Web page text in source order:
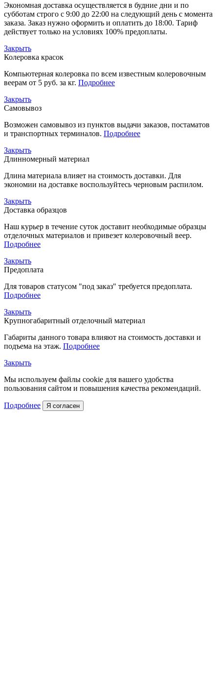
Экономная доставка осуществляется в будние дни и по
субботам строго с 9:00 до 22:00 на следующий день с момента
заказа. Заказ нужно оформить и оплатить до 18:00. Тариф
действует только на условиях 100% предоплаты.
Закрыть
Колеровка красок
Компьютерная колеровка по всем известным колеровочным
веерам от 5 руб. за кг. Подробнее
Закрыть
Самовывоз
Возможен самовывоз из пунктов выдачи заказов, постаматов
и транспортных терминалов. Подробнее
Закрыть
Длинномерный материал
Длина материала влияет на стоимость доставки. Для
экономии на доставке воспользуйтесь черновым распилом.
Закрыть
Доставка образцов
Наш курьер в течение суток доставит необходимые образцы
отделочных материалов и привезет колеровочный веер.
Подробнее
Закрыть
Предоплата
Для товаров статусом "под заказ" требуется предоплата.
Подробнее
Закрыть
Крупногабаритный отделочный материал
Габариты данного товара влияют на стоимость доставки и
подъема на этаж. Подробнее
Закрыть
Мы используем файлы cookie для вашего удобства
пользования сайтом и повышения качества рекомендаций.
Подробнее Я согласен